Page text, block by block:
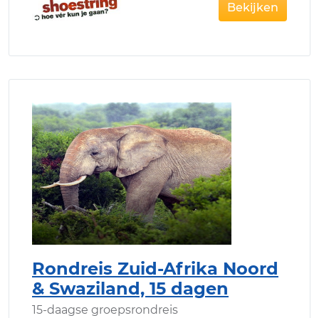
Bekijken
Rondreis Zuid-Afrika Noord
& Swaziland, 15 dagen
15-daagse groepsrondreis